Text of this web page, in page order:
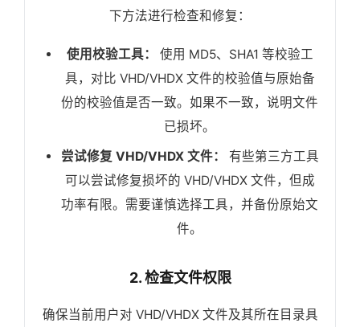
下方法进行检查和修复：
使用校验工具：
使用 MD5、SHA1 等校验工
具，对比 VHD/VHDX 文件的校验值与原始备
份的校验值是否一致。如果不一致，说明文件
已损坏。
尝试修复 VHD/VHDX 文件：
有些第三方工具
可以尝试修复损坏的 VHD/VHDX 文件，但成
功率有限。需要谨慎选择工具，并备份原始文
件。
2. 检查文件权限
确保当前用户对 VHD/VHDX 文件及其所在目录具